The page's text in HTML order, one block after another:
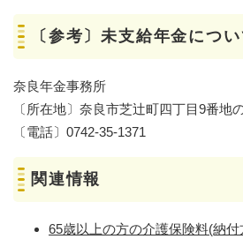
〔参考〕未支給年金につ
奈良年金事務所
〔所在地〕奈良市芝辻町四丁目9番地
〔電話〕0742-35-1371
関連情報
65歳以上の方の介護保険料(納付